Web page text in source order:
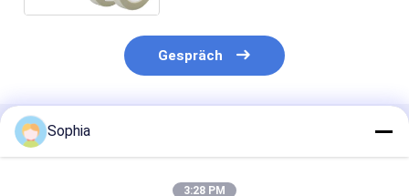
Gespräch
Empfohlene Produkte
Sophia
3:28 PM